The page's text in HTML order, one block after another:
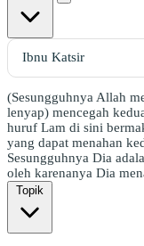
(Sesungguhnya Allah
lenyap) mencegah
huruf Lam di sini
yang dapat menahan
Sesungguhnya Dia
oleh karenanya Dia
Topik